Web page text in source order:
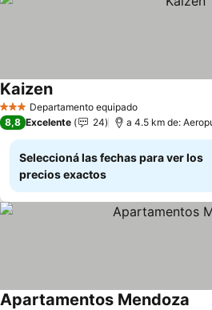
3 EstrellasDepartamento equipado
Kaizen
8,8 Excelente 24 a 4.5 km de:
Seleccioná las fechas para ver los
precios exactos
Apartamentos Mendoza